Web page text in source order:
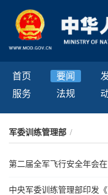
首页 要闻
服务
法规
军委训练管理部 /
第二届全军飞行安全年会
中央军委训练管理部印发